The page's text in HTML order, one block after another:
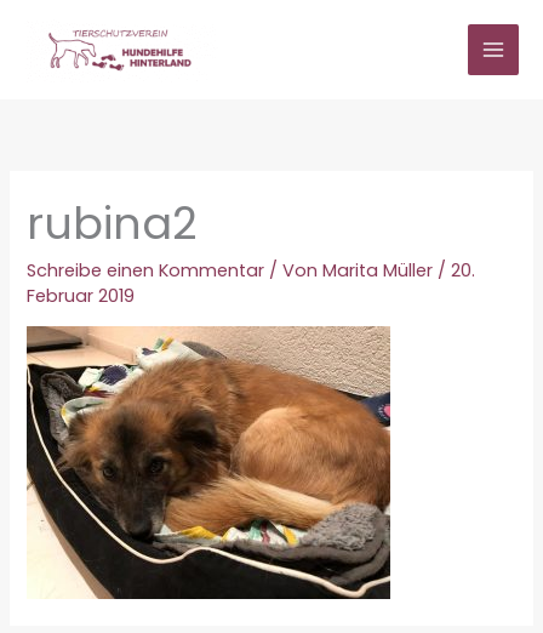
springen
rubina2
Schreibe einen Kommentar / VonMarita Müller /20.
Februar 2019